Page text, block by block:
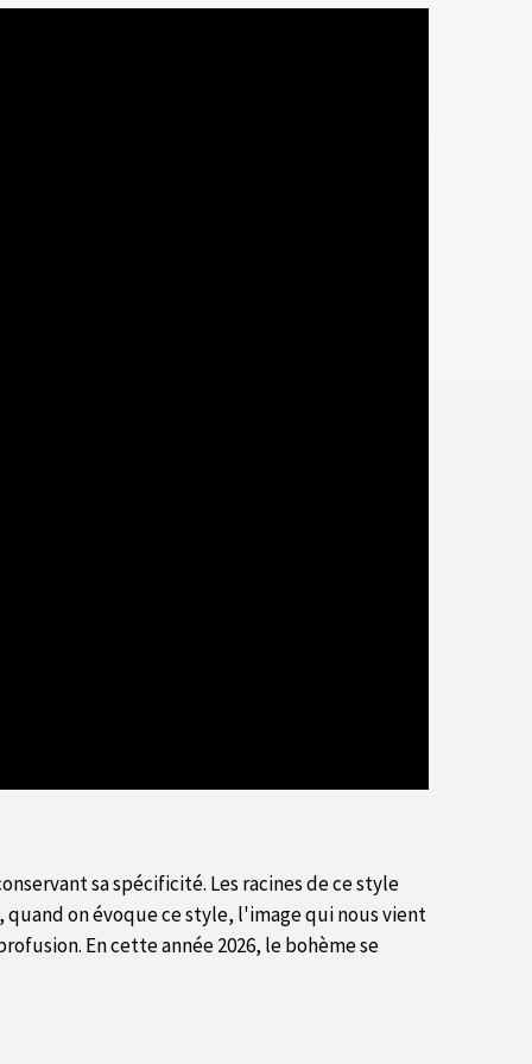
sa spécificité. Les racines de ce style
on évoque ce style, l'image qui nous vient
En cette année 2026, le bohème se